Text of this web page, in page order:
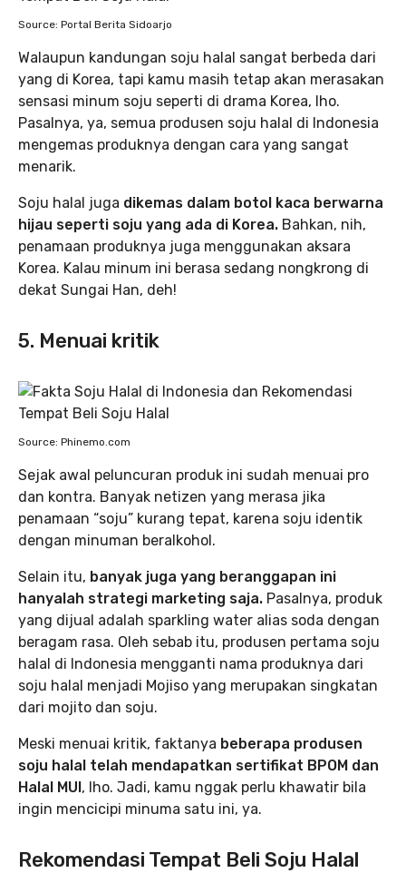
Source: Portal Berita Sidoarjo
Walaupun kandungan soju halal sangat berbeda dari
yang di Korea, tapi kamu masih tetap akan merasakan
sensasi minum soju seperti di drama Korea, lho.
Pasalnya, ya, semua produsen soju halal di Indonesia
mengemas produknya dengan cara yang sangat
menarik.
Soju halal juga dikemas dalam botol kaca berwarna
hijau seperti soju yang ada di Korea. Bahkan, nih,
penamaan produknya juga menggunakan aksara
Korea. Kalau minum ini berasa sedang nongkrong di
dekat Sungai Han, deh!
5. Menuai kritik
Source: Phinemo.com
Sejak awal peluncuran produk ini sudah menuai pro
dan kontra. Banyak netizen yang merasa jika
penamaan “soju” kurang tepat, karena soju identik
dengan minuman beralkohol.
Selain itu, banyak juga yang beranggapan ini
hanyalah strategi marketing saja. Pasalnya, produk
yang dijual adalah sparkling water alias soda dengan
beragam rasa. Oleh sebab itu, produsen pertama soju
halal di Indonesia mengganti nama produknya dari
soju halal menjadi Mojiso yang merupakan singkatan
dari mojito dan soju.
Meski menuai kritik, faktanya beberapa produsen
soju halal telah mendapatkan sertifikat BPOM dan
Halal MUI, lho. Jadi, kamu nggak perlu khawatir bila
ingin mencicipi minuma satu ini, ya.
Rekomendasi Tempat Beli Soju Halal